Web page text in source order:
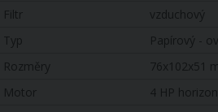
Filtr
vzduchový
Typ
Papírový -
Rozměry
76x102x51
Motor
4 HP